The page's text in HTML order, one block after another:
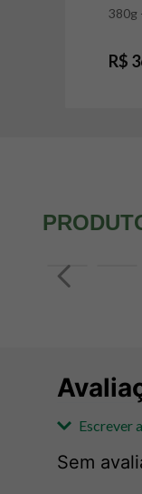
380g
R$
Escrever
Sem